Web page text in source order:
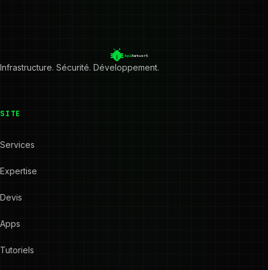
Infrastructure. Sécurité. Développement.
SITE
Services
Expertise
Devis
Apps
Tutoriels